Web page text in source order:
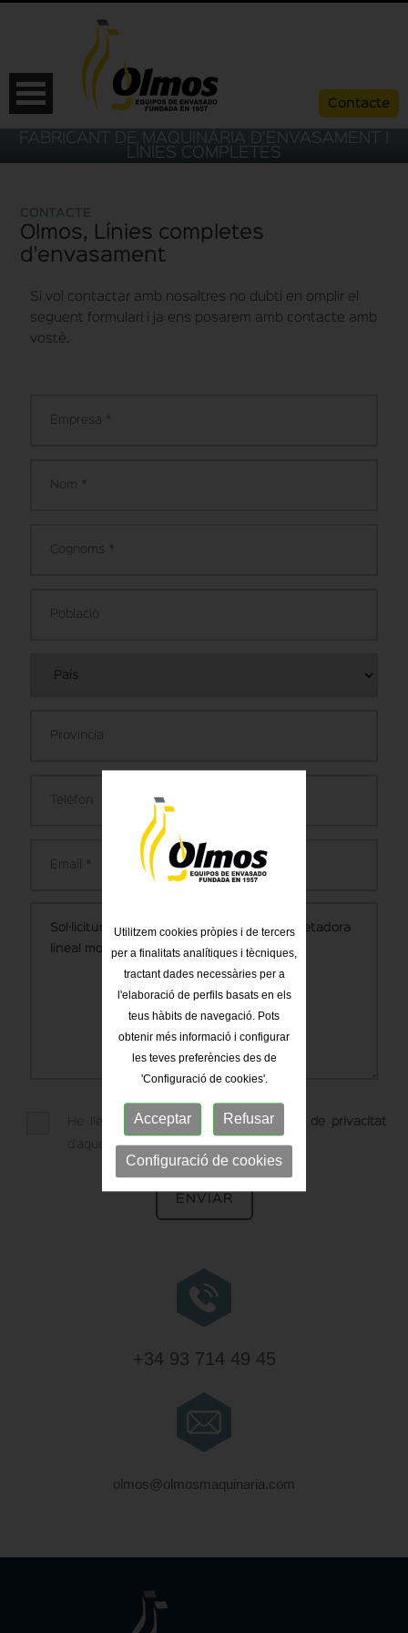
Contacte
FABRICANT DE MAQUINÀRIA D’ENVASAMENT I
LÍNIES COMPLETES
CONTACTE
Olmos, Línies completes
d'envasament
Si vol contactar amb nosaltres no dubti en omplir el
seguent formulari i ja ens posarem amb contacte amb
vostè.
He llegit i Accepto l' avís legalipolítica de privacitat
d'aquesta web.
+34 93 714 49 45
olmos@olmosmaquinaria.com
Utilitzem cookies pròpies i de tercers
per a finalitats analítiques i tècniques,
tractant dades necessàries per a
l'elaboració de perfils basats en els
teus hàbits de navegació. Pots
obtenir més informació i configurar
les teves preferències des de
'Configuració de cookies'.
Acceptar Refusar
Configuració de cookies